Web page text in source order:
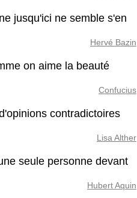
jusqu'ici ne semble s'en
Hervé Bazin
on aime la beauté
Confucius
contradictoires
Lisa Alther
seule personne devant
Hubert Aquin